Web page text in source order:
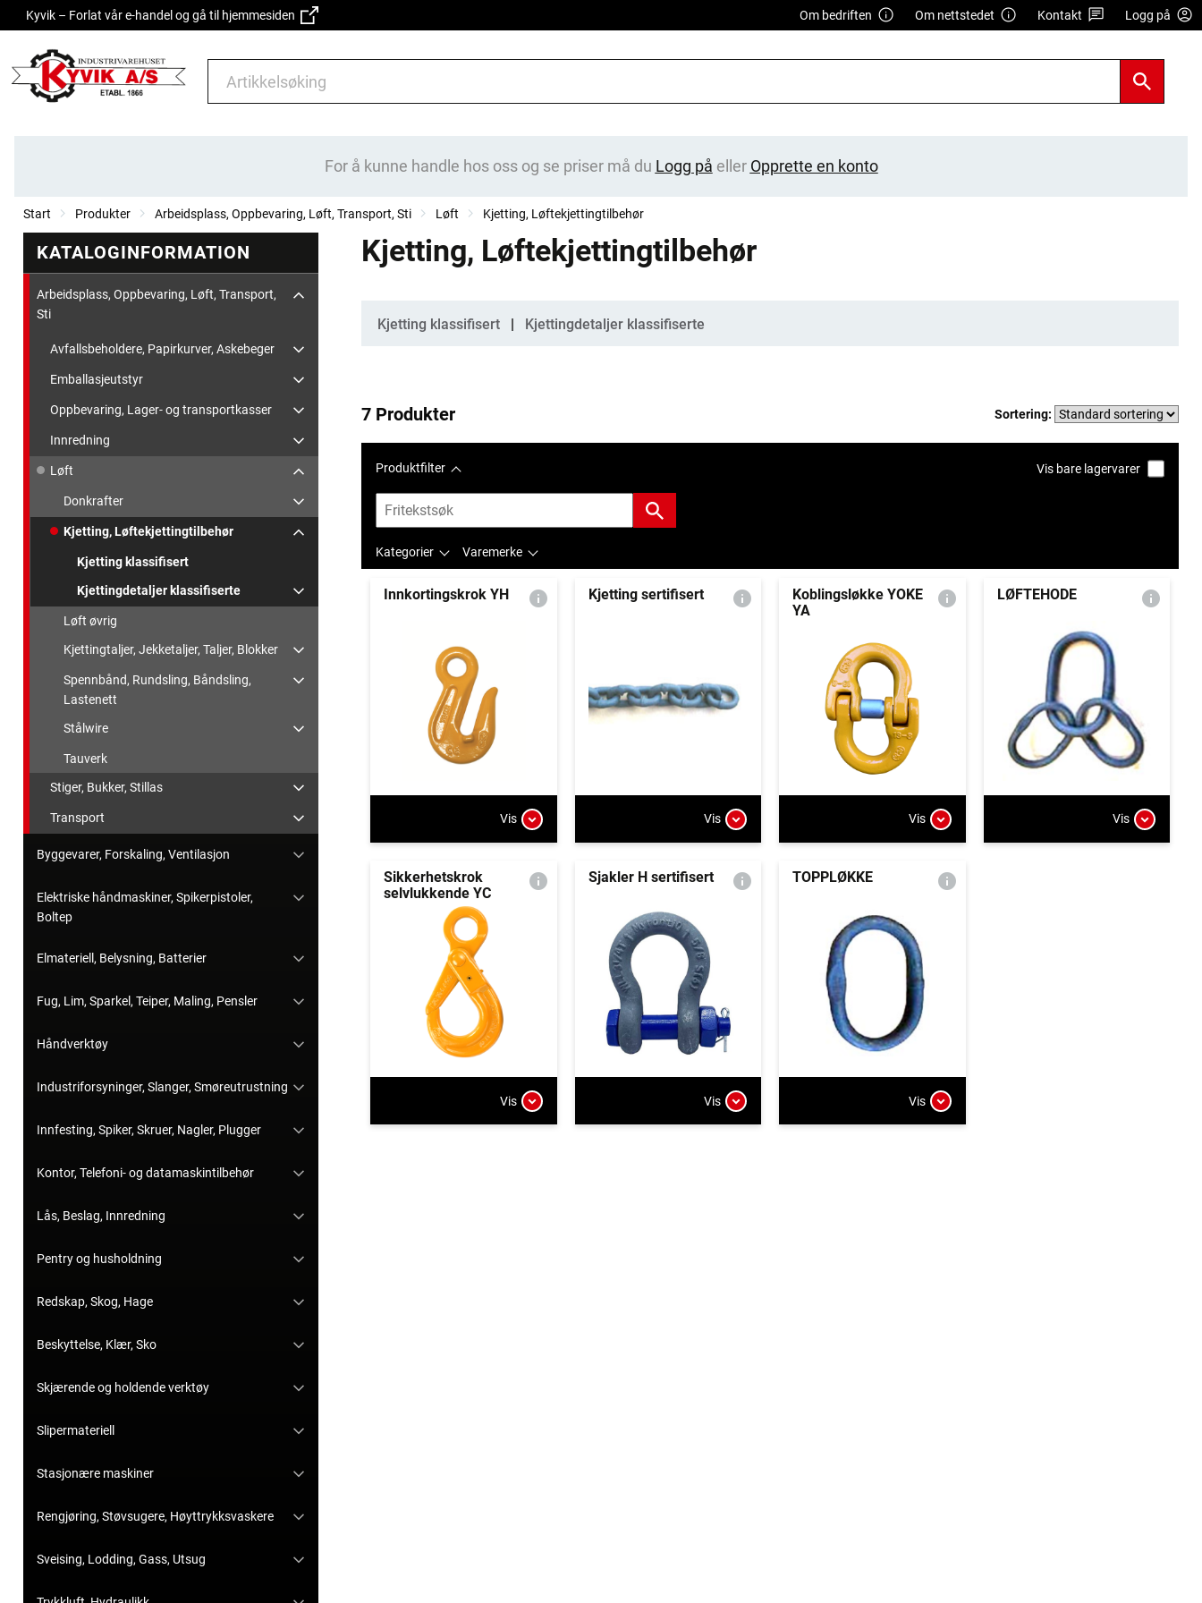
Kyvik – Forlat vår e-handel og gå til hjemmesiden Om bedriften Om nettstedet Kontakt Logg på
For å kunne handle hos oss og se priser må du Logg på eller Opprette en konto
Start Produkter Arbeidsplass, Oppbevaring, Løft, Transport, Sti Løft Kjetting, Løftekjettingtilbehør
KATALOGINFORMATION
Arbeidsplass, Oppbevaring, Løft, Transport,
Sti
Avfallsbeholdere, Papirkurver, Askebeger
Emballasjeutstyr
Oppbevaring, Lager- og transportkasser
Innredning
Løft
Donkrafter
Kjetting, Løftekjettingtilbehør
Kjetting klassifisert
Kjettingdetaljer klassifiserte
Løft øvrig
Kjettingtaljer, Jekketaljer, Taljer, Blokker
Spennbånd, Rundsling, Båndsling,
Lastenett
Stålwire
Tauverk
Stiger, Bukker, Stillas
Transport
Byggevarer, Forskaling, Ventilasjon
Elektriske håndmaskiner, Spikerpistoler,
Boltep
Elmateriell, Belysning, Batterier
Fug, Lim, Sparkel, Teiper, Maling, Pensler
Håndverktøy
Industriforsyninger, Slanger, Smøreutrustning
Innfesting, Spiker, Skruer, Nagler, Plugger
Kontor, Telefoni- og datamaskintilbehør
Lås, Beslag, Innredning
Pentry og husholdning
Redskap, Skog, Hage
Beskyttelse, Klær, Sko
Skjærende og holdende verktøy
Slipermateriell
Stasjonære maskiner
Rengjøring, Støvsugere, Høyttrykksvaskere
Sveising, Lodding, Gass, Utsug
Kjetting, Løftekjettingtilbehør
Kategorier
Kjetting klassifisert Kjettingdetaljer klassifiserte
7 Produkter Sortering:
Produktfilter Vis bare lagervarer
Kategorier Varemerke
Innkortingskrok YH
Vis
Kjetting sertifisert
Vis
Koblingsløkke YOKE
YA
Vis
LØFTEHODE
Vis
Sikkerhetskrok
selvlukkende YC
Vis
Sjakler H sertifisert
Vis
TOPPLØKKE
Vis